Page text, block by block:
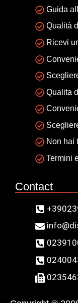
Guida
Qualità
Ricevi
Qualita
Non hai
Termini
Contact